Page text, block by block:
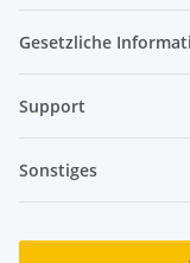
Gesetzliche
Support
Sonstiges